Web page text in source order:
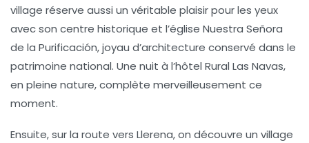
village réserve aussi un véritable plaisir pour les yeux
avec son centre historique et l’église Nuestra Señora
de la Purificación, joyau d’architecture conservé dans le
patrimoine national. Une nuit à l’hôtel Rural Las Navas,
en pleine nature, complète merveilleusement ce
moment.
Ensuite, sur la route vers Llerena, on découvre un village